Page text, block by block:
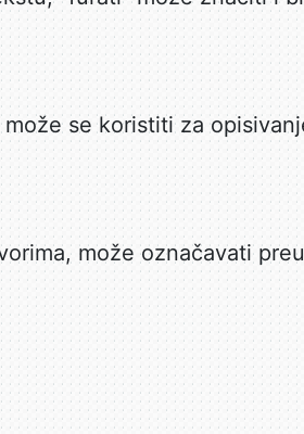
se koristiti za
može označavati